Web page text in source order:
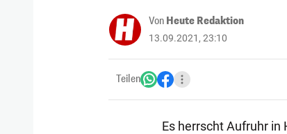
Von Heute Redaktion
13.09.2021, 23:10
Teilen
Es herrscht Aufruhr in